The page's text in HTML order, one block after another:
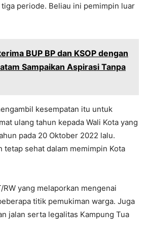
tiga periode. Beliau ini pemimpin luar
BUP BP dan KSOP dengan
Sampaikan Aspirasi Tanpa
kesempatan itu untuk
ulang tahun kepada Wali Kota yang
pada 20 Oktober 2022 lalu.
tetap sehat dalam memimpin Kota
RW yang melaporkan mengenai
titik pemukiman warga. Juga
jalan serta legalitas Kampung Tua